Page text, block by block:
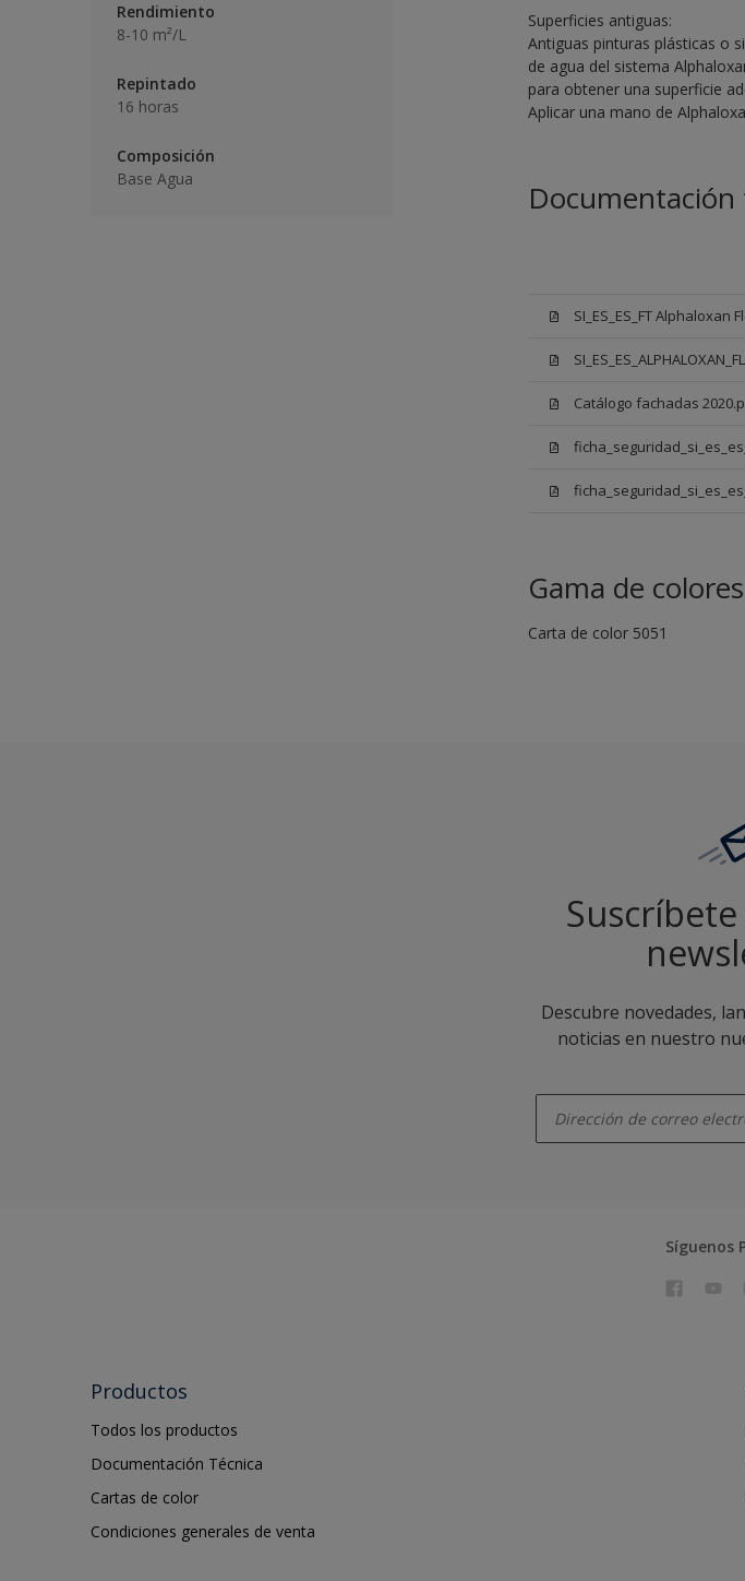
Rendimiento
8-10 m²/L
Repintado
16 horas
Composición
Base Agua
Superficies antiguas:
Antiguas pinturas plásticas o
de agua del sistema
para obtener una superficie
Aplicar una mano de
Documentación
SI_ES_ES_FT Alphaloxan
Catálogo fachadas
Gama de colores
Carta de color 5051
Descubre novedades,
noticias en nuestro
Síguenos
Productos
Todos los productos
Documentación Técnica
Cartas de color
Condiciones generales de venta